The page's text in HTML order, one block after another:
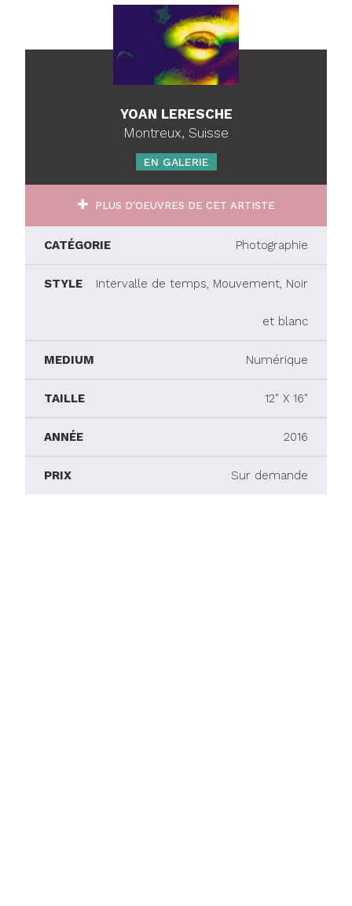
YOAN LERESCHE
Montreux, Suisse
EN GALERIE
PLUS D'OEUVRES DE CET ARTISTE
CATÉGORIE Photographie
STYLE Intervalle de temps, Mouvement, Noir
et blanc
MEDIUM Numérique
TAILLE 12" X 16"
ANNÉE 2016
PRIX Sur demande